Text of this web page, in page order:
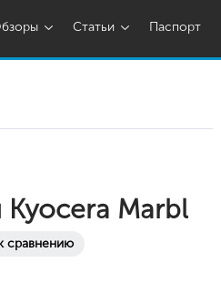
Статьи Паспорт
Marbl
сравнению